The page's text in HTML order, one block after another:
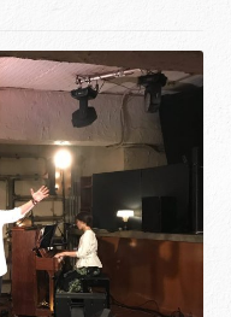
を
展
開
ュ
を
開
ュ
を
ブ
メ
ュ
展
開